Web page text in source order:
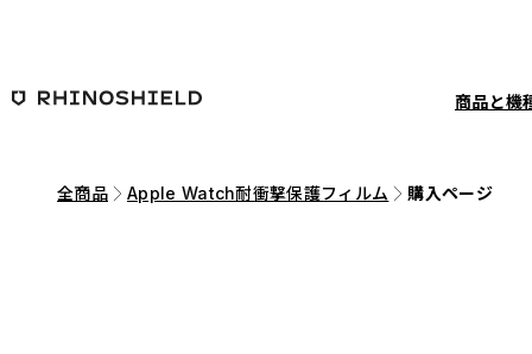
商品と機
全商品 Apple Watch耐衝撃保護フィルム 購入ページ